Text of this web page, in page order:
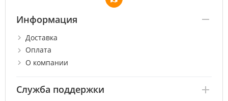
Информация
Доставка
Оплата
О компании
Служба поддержки